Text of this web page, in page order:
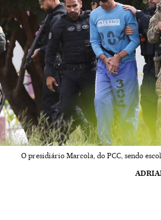
O presidiário Marcola, do PCC, sendo